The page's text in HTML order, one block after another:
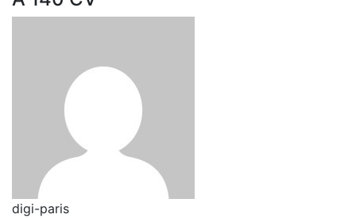
digi-paris